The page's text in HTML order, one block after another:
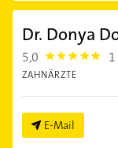
Dr. Donya
5,0 5.0
ZAHNÄRZTE
E-Mail